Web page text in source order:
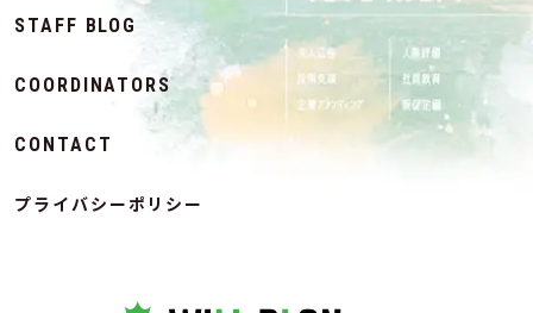
STAFF BLOG
COORDINATORS
CONTACT
プライバシーポリシー